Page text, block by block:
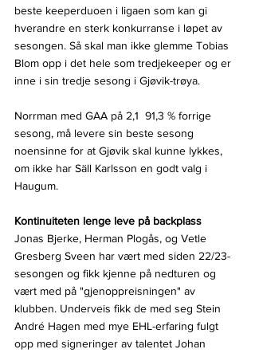
beste keeperduoen i ligaen som kan gi
hverandre en sterk konkurranse i løpet av
sesongen. Så skal man ikke glemme Tobias
Blom opp i det hele som tredjekeeper og er
inne i sin tredje sesong i Gjøvik-trøya.
Norrman med GAA på 2,1  91,3 % forrige
sesong, må levere sin beste sesong
noensinne for at Gjøvik skal kunne lykkes,
om ikke har Säll Karlsson en godt valg i
Haugum.
Kontinuiteten lenge leve på backplass
Jonas Bjerke, Herman Plogås, og Vetle
Gresberg Sveen har vært med siden 22/23-
sesongen og fikk kjenne på nedturen og
vært med på "gjenoppreisningen" av
klubben. Underveis fikk de med seg Stein
André Hagen med mye EHL-erfaring fulgt
opp med signeringer av talentet Johan